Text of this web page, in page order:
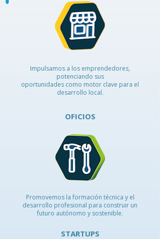
Impulsamos a los emprendedores,
potenciando sus
oportunidades como motor clave para el
desarrollo local.
OFICIOS
Promovemos la formación técnica y el
desarrollo profesional para construir un
futuro autónomo y sostenible.
STARTUPS